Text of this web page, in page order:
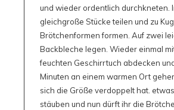
und wieder ordentlich durchkneten.
gleichgroße Stücke teilen und zu
Brötchenformen formen. Auf zwei
Backbleche legen. Wieder einmal
feuchten Geschirrtuch abdecken
Minuten an einem warmen Ort
sich die Größe verdoppelt hat.
stäuben und nun dürft ihr die